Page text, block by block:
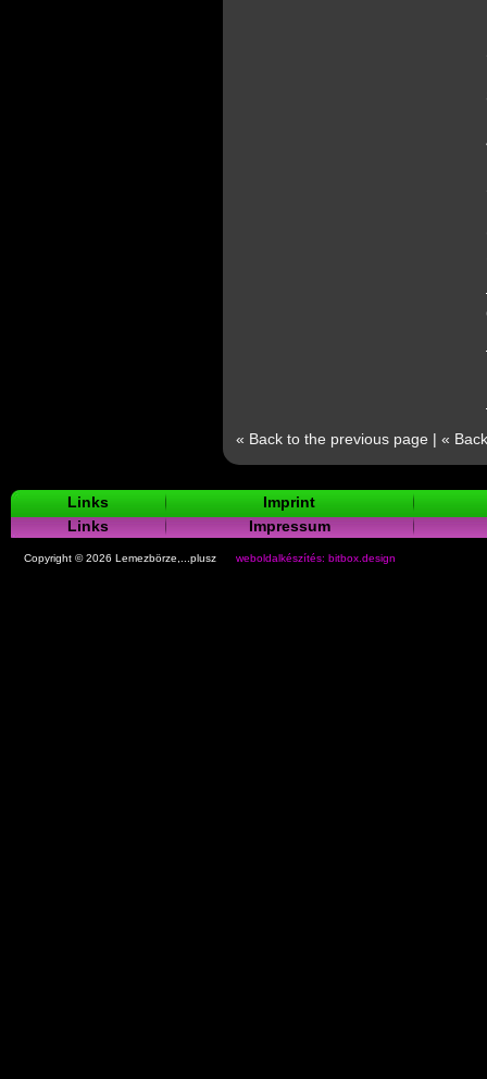
« Back to the previous page | «
Links
Imprint
Links
Impressum
Copyright © 2026 Lemezbörze,...plusz weboldalkészítés: bitbox.design